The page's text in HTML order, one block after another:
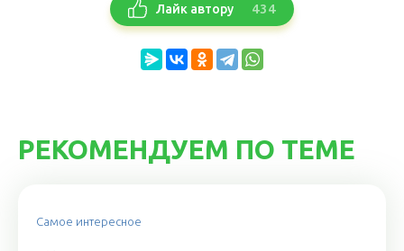
Лайк автору 434
РЕКОМЕНДУЕМ ПО ТЕМЕ
Самое интересное